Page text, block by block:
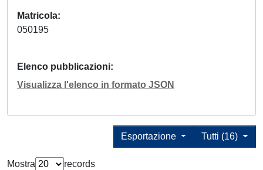
Matricola
050195
Elenco pubblicazioni
Visualizza l'elenco in formato JSON
Tutti (16)
Esportazione
Mostra
records